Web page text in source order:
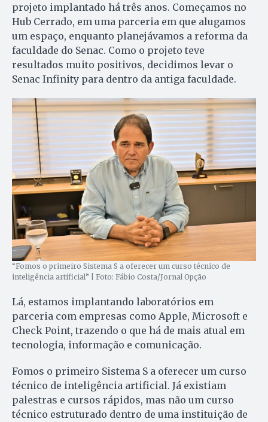
projeto implantado há três anos. Começamos no
Hub Cerrado, em uma parceria em que alugamos
um espaço, enquanto planejávamos a reforma da
faculdade do Senac. Como o projeto teve
resultados muito positivos, decidimos levar o
Senac Infinity para dentro da antiga faculdade.
“Fomos o primeiro Sistema S a oferecer um curso técnico de
inteligência artificial” | Foto: Fábio Costa/Jornal Opção
Lá, estamos implantando laboratórios em
parceria com empresas como Apple, Microsoft e
Check Point, trazendo o que há de mais atual em
tecnologia, informação e comunicação.
Fomos o primeiro Sistema S a oferecer um curso
técnico de inteligência artificial. Já existiam
palestras e cursos rápidos, mas não um curso
técnico estruturado dentro de uma instituição de